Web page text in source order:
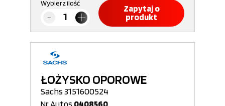
Wybierz ilość
Zapytaj o
produkt
ŁOŻYSKO OPOROWE
Sachs 3151600524
Nr Autos 0408560